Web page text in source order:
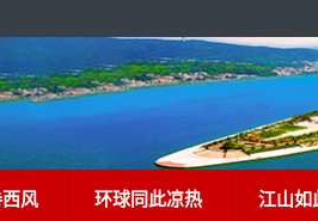
风 环球同此凉热 江山如